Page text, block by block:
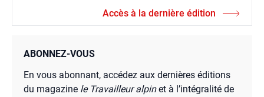
Accès à la dernière édition
ABONNEZ-VOUS
En vous abonnant, accédez aux dernières éditions
du magazine le Travailleur alpinet à l’intégralité de